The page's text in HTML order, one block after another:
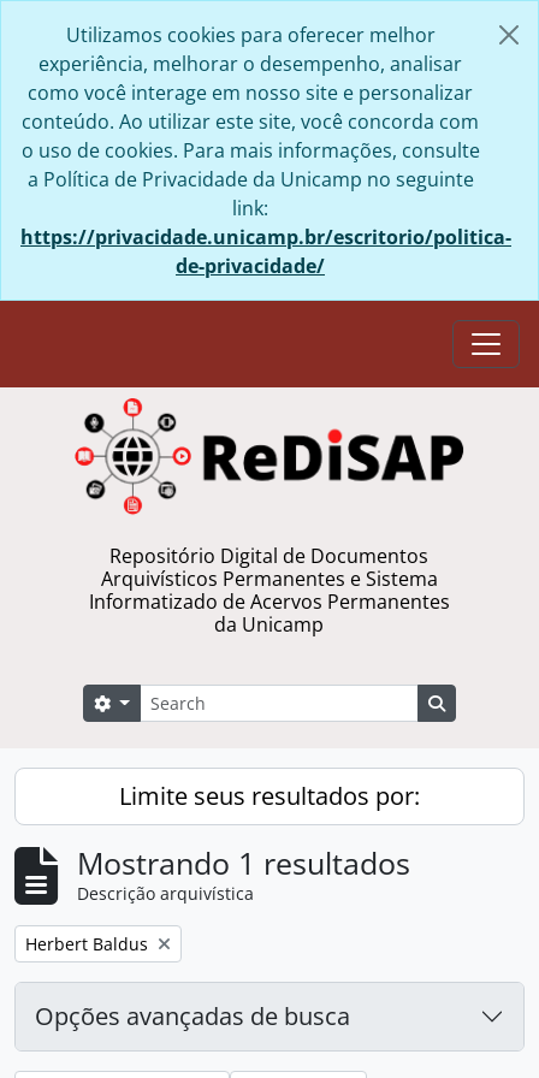
Utilizamos cookies para oferecer melhor
experiência, melhorar o desempenho, analisar
como você interage em nosso site e personalizar
conteúdo. Ao utilizar este site, você concorda com
o uso de cookies. Para mais informações, consulte
a Política de Privacidade da Unicamp no seguinte
link:
https://privacidade.unicamp.br/escritorio/politica-
de-privacidade/
Repositório Digital de Documentos
Arquivísticos Permanentes e Sistema
Informatizado de Acervos Permanentes
da Unicamp
Buscar
Opções de busca
Limite seus resultados por:
Mostrando 1 resultados
Descrição arquivística
Remover filtro:
Herbert Baldus
Opções avançadas de busca